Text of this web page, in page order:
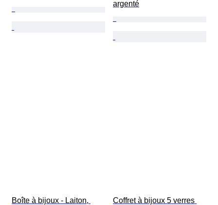
argenté
Boîte à bijoux - Laiton,
Coffret à bijoux 5 verres